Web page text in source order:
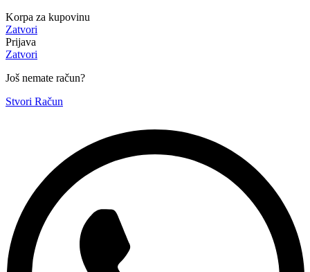
Korpa za kupovinu
Zatvori
Prijava
Zatvori
Još nemate račun?
Stvori Račun